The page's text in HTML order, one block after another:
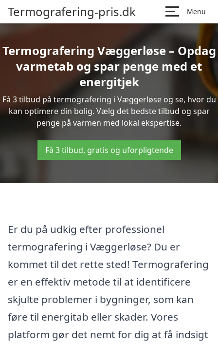
Termografering-pris.dk Menu
Termografering Væggerløse – Opdag
varmetab og spar penge med et
energitjek
Få 3 tilbud på termografering i Væggerløse og se, hvor du
kan optimere din bolig. Vælg det bedste tilbud og spar
penge på varmen med lokal ekspertise.
Få 3 tilbud, gratis og uforpligtende
Er du på udkig efter professionel
termografering i Væggerløse? Du er
kommet til det rette sted! Termografering
er en effektiv metode til at identificere
skjulte problemer i bygninger, som kan
føre til energitab eller skader. Vores
platform gør det nemt for dig at få indsigt